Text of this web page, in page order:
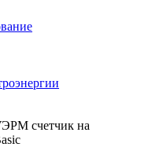
счетчик на